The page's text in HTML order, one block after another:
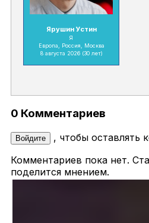
Ярушин Устин
Я
Европа, Россия, Москва
8 августа 2026 (30 лет)
0 Комментариев
Войдите
, чтобы оставлять
Комментариев пока нет.
поделится мнением.